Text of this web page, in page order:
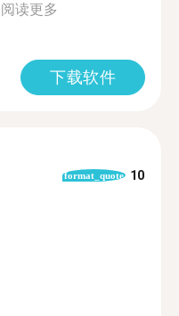
阅读更多
下载软件
format_quote 10